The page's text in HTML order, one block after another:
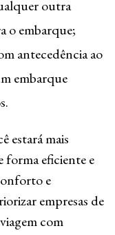
outra
o embarque;
antecedência ao
embarque
estará mais
forma eficiente e
e
empresas de
com